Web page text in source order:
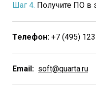
Шаг 4. Получите ПО в
Телефон: +7 (495)
Email: soft@quarta.ru